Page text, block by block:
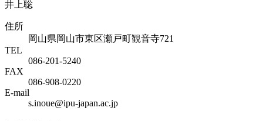
井上聡
住所
岡山県岡山市東区瀬戸町観音寺721
TEL
086-201-5240
FAX
086-908-0220
E-mail
s.inoue@ipu-japan.ac.jp